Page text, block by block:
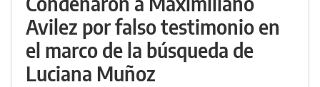
Avilez por falso testimonio en
el marco de la búsqueda de
Luciana Muñoz